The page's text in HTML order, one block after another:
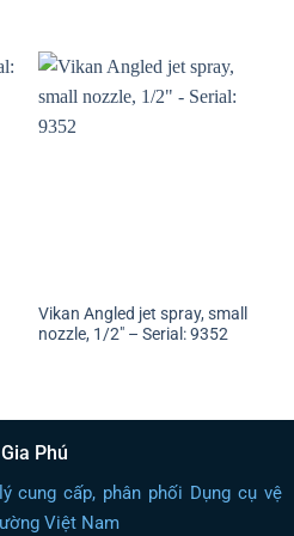
Vikan Angled jet spray, small
nozzle, 1/2″ – Serial: 9352
Phú
cung cấp, phân phối Dụng cụ vệ
Việt Nam